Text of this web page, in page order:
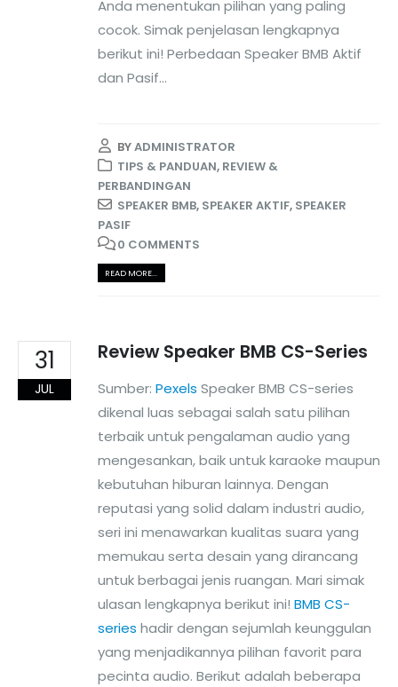
Anda menentukan pilihan yang paling
cocok. Simak penjelasan lengkapnya
berikut ini! Perbedaan Speaker BMB Aktif
dan Pasif...
BYADMINISTRATOR
TIPS & PANDUAN, REVIEW &
PERBANDINGAN
SPEAKER BMB, SPEAKER AKTIF, SPEAKER
PASIF
0 COMMENTS
READ MORE...
31
JUL
Review Speaker BMB CS-Series
Sumber: Pexels Speaker BMB CS-series
dikenal luas sebagai salah satu pilihan
terbaik untuk pengalaman audio yang
mengesankan, baik untuk karaoke maupun
kebutuhan hiburan lainnya. Dengan
reputasi yang solid dalam industri audio,
seri ini menawarkan kualitas suara yang
memukau serta desain yang dirancang
untuk berbagai jenis ruangan. Mari simak
ulasan lengkapnya berikut ini! BMB CS-
series hadir dengan sejumlah keunggulan
yang menjadikannya pilihan favorit para
pecinta audio. Berikut adalah beberapa